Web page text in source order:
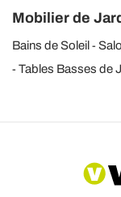
Mobilier de
Bains de Soleil
Tables Basses de